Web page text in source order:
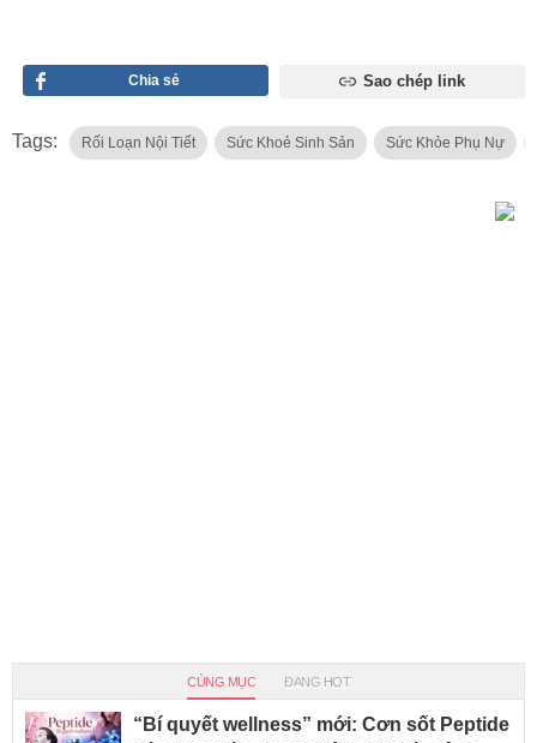
Chia sẻ Sao chép link
Tags: Rối Loạn Nội Tiết Sức Khoẻ Sinh Sản Sức Khỏe Phụ Nự
CÙNG MỤC ĐANG HOT
“Bí quyết wellness” mới: Cơn sốt Peptide